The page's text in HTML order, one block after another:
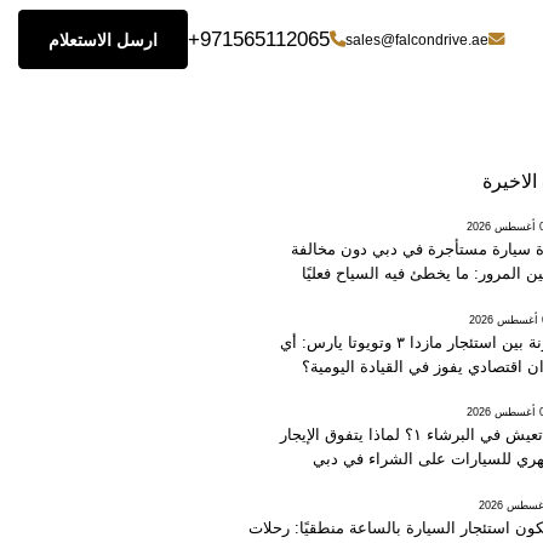
sales@falcondrive.ae
+971565112065 ارسل الاستعلام
سيارة مستأجرة في دبي دون مخالفة
المرور: ما يخطئ فيه السياح فعليًا
مقارنة بين استئجار مازدا ٣ وتويوتا يارس: أي
اقتصادي يفوز في القيادة اليومية؟
هل تعيش في البرشاء ١؟ لماذا يتفوق الإيجار
للسيارات على الشراء في دبي
استئجار السيارة بالساعة منطقيًا: رحلات